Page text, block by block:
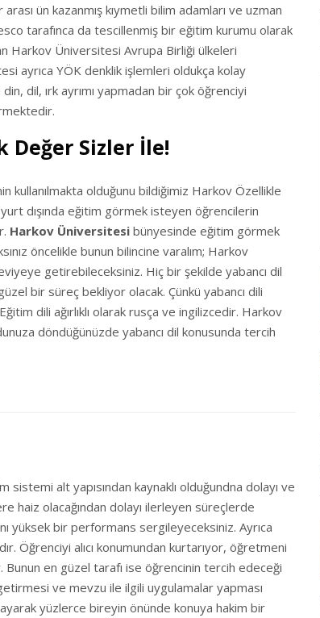
ün kazanmış kıymetli bilim adamları ve uzman
tarafınca da tescillenmiş bir eğitim kurumu olarak
Harkov Üniversitesi Avrupa Birliği ülkeleri
ayrıca YÖK denklik işlemleri oldukça kolay
dil, ırk ayrımı yapmadan bir çok öğrenciyi
Değer Sizler İle!
kullanılmakta olduğunu bildiğimiz Harkov Özellikle
dışında eğitim görmek isteyen öğrencilerin
Harkov Üniversitesi bünyesinde eğitim görmek
öncelikle bunun bilincine varalım; Harkov
getirebileceksiniz. Hiç bir şekilde yabancı dil
bir süreç bekliyor olacak. Çünkü yabancı dili
dili ağırlıklı olarak rusça ve ingilizcedir. Harkov
döndüğünüzde yabancı dil konusunda tercih
sistemi alt yapısından kaynaklı olduğundna dolayı ve
haiz olacağından dolayı ilerleyen süreçlerde
yüksek bir performans sergileyeceksiniz. Ayrıca
Öğrenciyi alıcı konumundan kurtarıyor, öğretmeni
en güzel tarafı ise öğrencinin tercih edeceği
ve mevzu ile ilgili uygulamalar yapması
yüzlerce bireyin önünde konuya hakim bir